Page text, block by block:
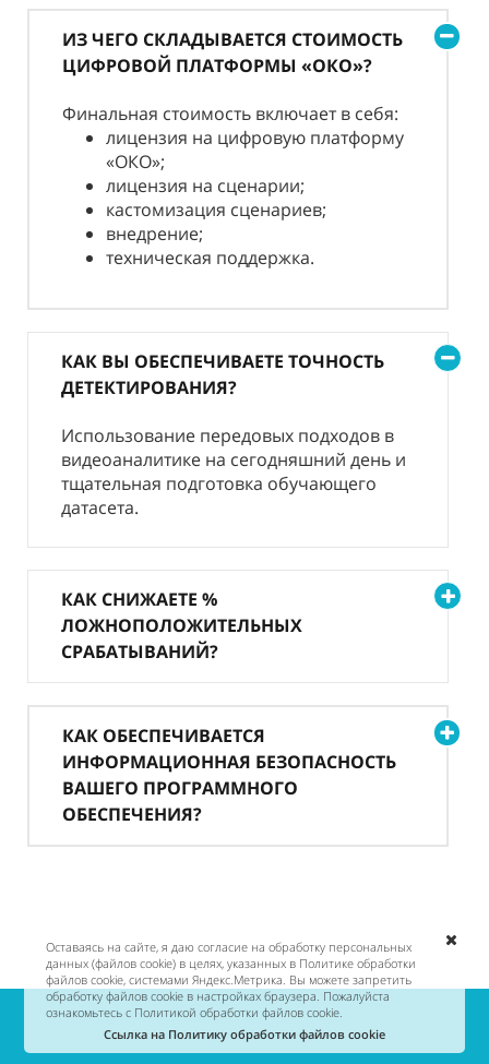
ИЗ ЧЕГО СКЛАДЫВАЕТСЯ СТОИМОСТЬ
ЦИФРОВОЙ ПЛАТФОРМЫ «ОКО»?
Финальная стоимость включает в себя:
лицензия на цифровую платформу
«ОКО»;
лицензия на сценарии;
кастомизация сценариев;
внедрение;
техническая поддержка.
КАК ВЫ ОБЕСПЕЧИВАЕТЕ ТОЧНОСТЬ
ДЕТЕКТИРОВАНИЯ?
Использование передовых подходов в
видеоаналитике на сегодняшний день и
тщательная подготовка обучающего
датасета.
КАК СНИЖАЕТЕ %
ЛОЖНОПОЛОЖИТЕЛЬНЫХ
СРАБАТЫВАНИЙ?
КАК ОБЕСПЕЧИВАЕТСЯ
ИНФОРМАЦИОННАЯ БЕЗОПАСНОСТЬ
ВАШЕГО ПРОГРАММНОГО
ОБЕСПЕЧЕНИЯ?
Оставаясь на сайте, я даю согласие на обработку персональных
данных (файлов cookie) в целях, указанных в Политике обработки
файлов cookie, системами Яндекс.Метрика. Вы можете запретить
обработку файлов cookie в настройках браузера. Пожалуйста
ознакомьтесь с Политикой обработки файлов cookie.
Ссылка на Политику обработки файлов cookie